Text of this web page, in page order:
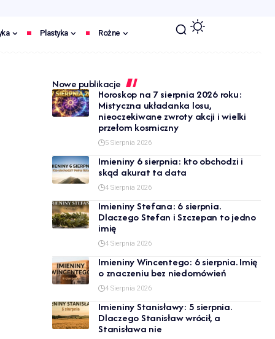
Plastyka Rożne
Nowe publikacje
Horoskop na 7 sierpnia 2026 roku:
Mistyczna układanka losu,
nieoczekiwane zwroty akcji i wielki
przełom kosmiczny
5 Sierpnia 2026
Imieniny 6 sierpnia: kto obchodzi i
skąd akurat ta data
4 Sierpnia 2026
Imieniny Stefana: 6 sierpnia.
Dlaczego Stefan i Szczepan to jedno
imię
4 Sierpnia 2026
Imieniny Wincentego: 6 sierpnia. Imię
o znaczeniu bez niedomówień
4 Sierpnia 2026
Imieniny Stanisławy: 5 sierpnia.
Dlaczego Stanisław wrócił, a
Stanisława nie